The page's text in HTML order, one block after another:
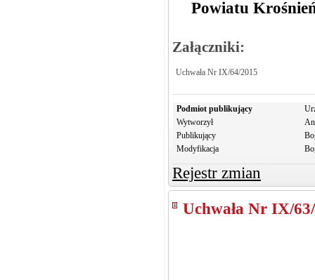
Powiatu
Załączniki:
Uchwała Nr IX/64/2015
Podmiot publikujący
Wytworzył
Publikujący
Modyfikacja
Rejestr zmian
Uchwała Nr IX/